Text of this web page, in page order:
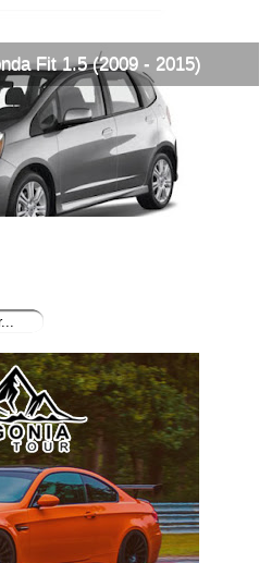
Fit 1.5 (2009 - 2015)